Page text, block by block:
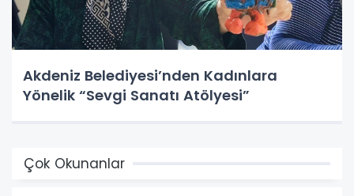
Akdeniz Belediyesi’nden Kadınlara
Yönelik “Sevgi Sanatı Atölyesi”
Çok Okunanlar